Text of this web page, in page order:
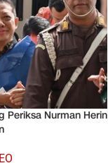
Periksa Nurman Herin